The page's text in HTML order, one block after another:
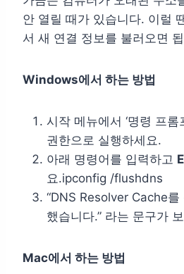
안 열릴 때가 있습니다. 이럴
서 새 연결 정보를 불러오면
Windows에서 하는 방법
시작 메뉴에서 ‘명령 프롬
권한으로 실행하세요.
아래 명령어를 입력하고
요.ipconfig /flushdns
“DNS Resolver Cache를
했습니다.” 라는 문구가
Mac에서 하는 방법